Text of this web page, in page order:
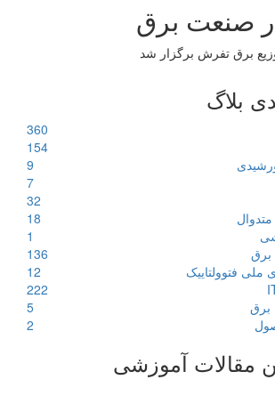
صنعت برق
برق تفرش برگزار شد
بلاگ
360
154
9
7
32
18
1
برق
136
ملی فتوولتاییک
12
222
برق
5
2
مقالات آموزشی